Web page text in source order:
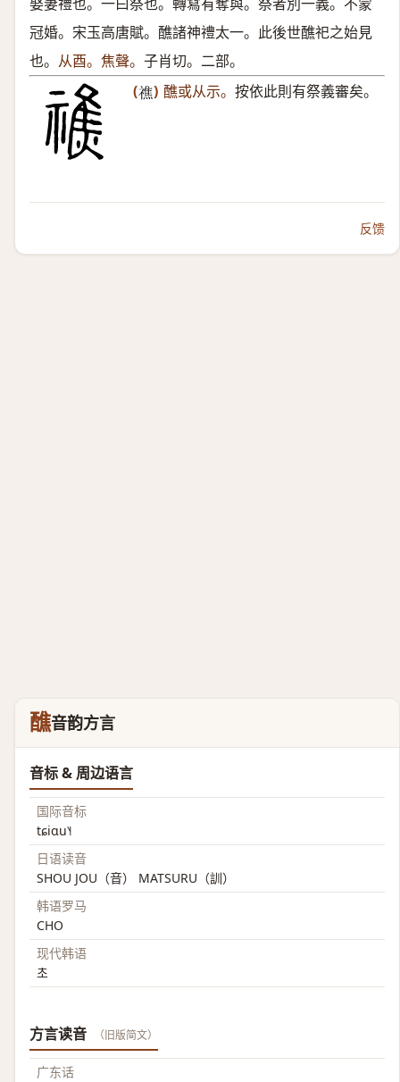
冠婚。宋玉高唐賦。醮諸神禮太一。此後世醮祀之始見
也。 从酉。焦聲。 子肖切。二部。
(𥛲 ) 醮或从示。 按依此則有祭義審矣。
反馈
醮音韵方言
音标 & 周边语言
国际音标
tɕiɑu˥˧
日语读音
SHOU JOU（音） MATSURU（訓）
韩语罗马
CHO
现代韩语
초
方言读音 （旧版简文）
广东话